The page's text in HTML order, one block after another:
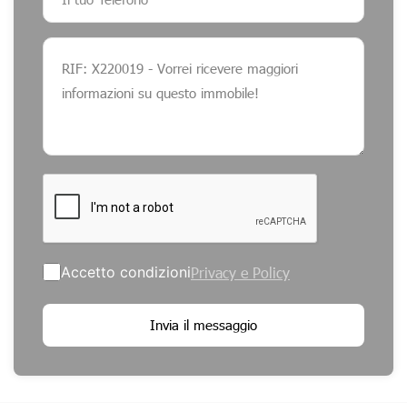
Accetto condizioniPrivacy e Policy
Invia il messaggio